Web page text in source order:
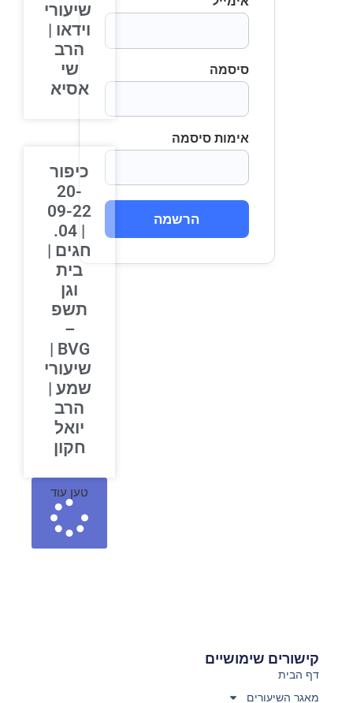
סיסמה
אימות סיסמה
הרשמה
שיעורי
וידאו |
הרב
שי
אסיא
כיפור
20-
09-22
| 04.
חגים |
בית
תשפ
BVG |
שיעורי
שמע |
הרב
יואל
חקון
טען עוד
קישורים שימושיים
דף הבית
מאגר השיעורים